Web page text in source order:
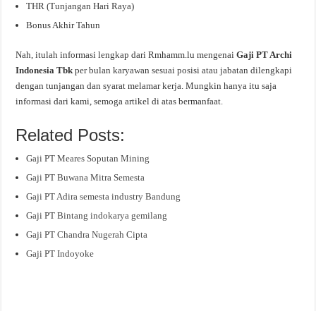
THR (Tunjangan Hari Raya)
Bonus Akhir Tahun
Nah, itulah informasi lengkap dari Rmhamm.lu mengenaiGaji PT Archi
Indonesia Tbkper bulan karyawan sesuai posisi atau jabatan dilengkapi
dengan tunjangan dan syarat melamar kerja. Mungkin hanya itu saja
informasi dari kami, semoga artikel di atas bermanfaat.
Related Posts:
Gaji PT Meares Soputan Mining
Gaji PT Buwana Mitra Semesta
Gaji PT Adira semesta industry Bandung
Gaji PT Bintang indokarya gemilang
Gaji PT Chandra Nugerah Cipta
Gaji PT Indoyoke